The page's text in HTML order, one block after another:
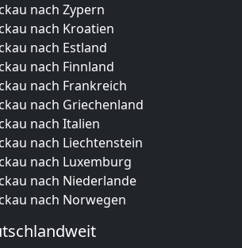
nach Zypern
nach Kroatien
nach Estland
nach Finnland
nach Frankreich
nach Griechenland
nach Italien
nach Liechtenstein
nach Luxemburg
nach Niederlande
nach Norwegen